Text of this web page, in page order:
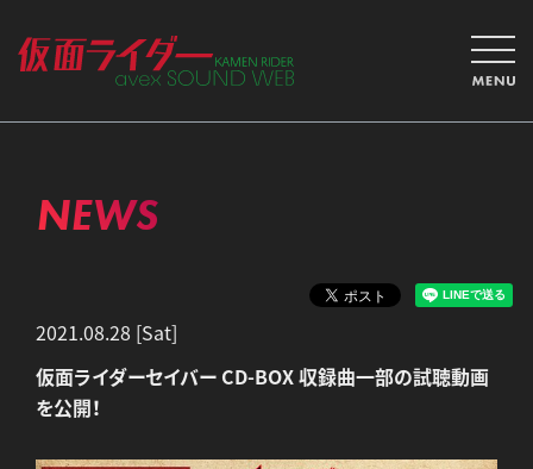
NEWS
2021.08.28 [Sat]
仮面ライダーセイバー CD-BOX 収録曲一部の試聴動画
を公開！